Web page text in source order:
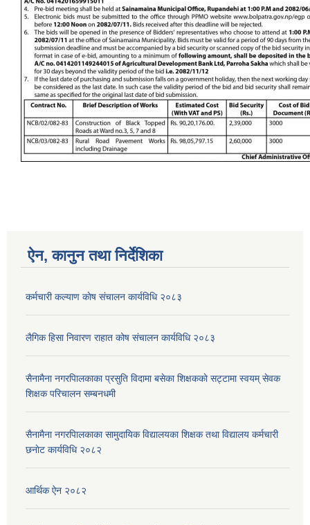
ऐन, कानुन तथा निर्देशिका
कर्मचारी कल्याण काेष संचालन कार्यविधि २०८३
लैगिक हिसा निवारण राहात कोष संचालन कार्यविधि २०८३
सैनामैना नगरपािलकाका प्रसुति विदामा बसेका शिक्षककाे सट्टामा स्वयम् सेवक
शिक्षक परिचालन सम्बनधमी
सैनामैना नगरपािलकाका सामुदायिक विद्यालयका शिक्षक तथा विद्यालय कर्मचारी
छनाेट कार्यविधि २०८२
आर्थिक ऐन २०८२